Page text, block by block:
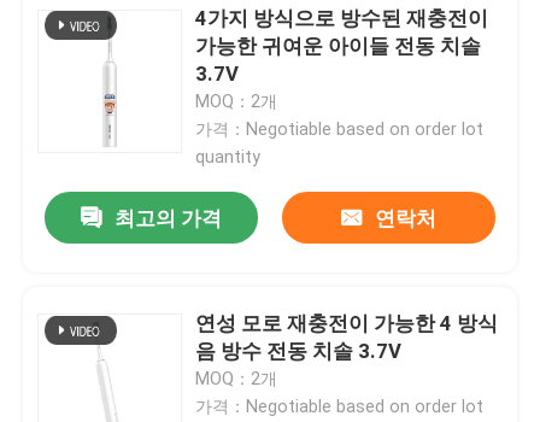
4가지 방식으로 방수된 재충전이
가능한 귀여운 아이들 전동 치솔
3.7V
MOQ：2개
가격：Negotiable based on order lot
quantity
최고의 가격 연락처
연성 모로 재충전이 가능한 4 방식
음 방수 전동 치솔 3.7V
MOQ：2개
가격：Negotiable based on order lot